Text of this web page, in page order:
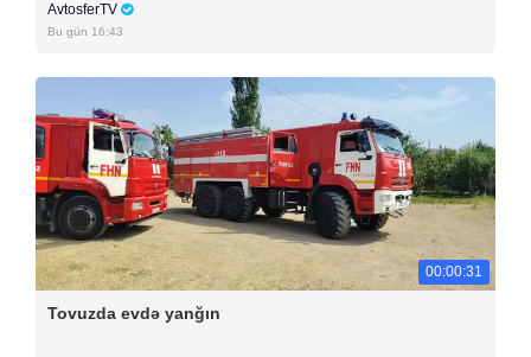
AvtosferTV
Bu gün 16:43
00:00:31
Tovuzda evdə yanğın